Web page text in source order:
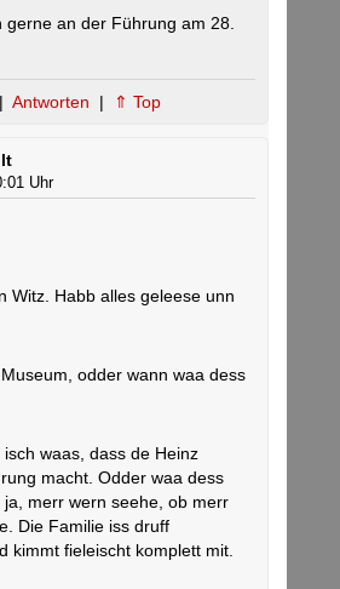
gerne an der Führung am 28.
| Antworten | ⇑ Top
Uhr
Witz. Habb alles geleese unn
odder wann waa dess
waas, dass de Heinz
macht. Odder waa dess
merr wern seehe, ob merr
Die Familie iss druff
kimmt fieleischt komplett mit.